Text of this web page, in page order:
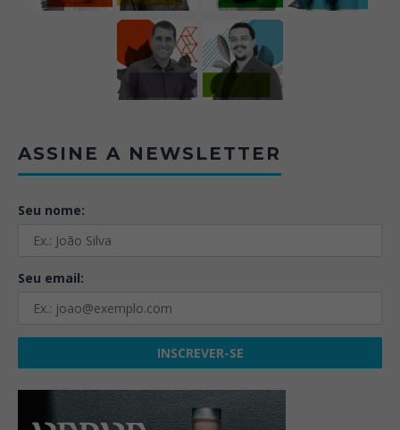
ASSINE A NEWSLETTER
Seu nome:
Seu email: